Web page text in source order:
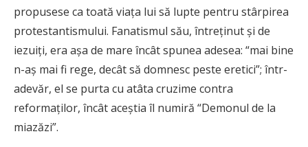
propusese ca toată viaţa lui să lupte pentru stârpirea
protestantismului. Fanatismul său, întreţinut şi de
iezuiţi, era aşa de mare încât spunea adesea: “mai bine
n-aş mai fi rege, decât să domnesc peste eretici”; într-
adevăr, el se purta cu atâta cruzime contra
reformaţilor, încât aceştia îl numiră “Demonul de la
miazăzi”.